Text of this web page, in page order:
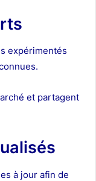
expérimentés
et partagent
à jour afin de